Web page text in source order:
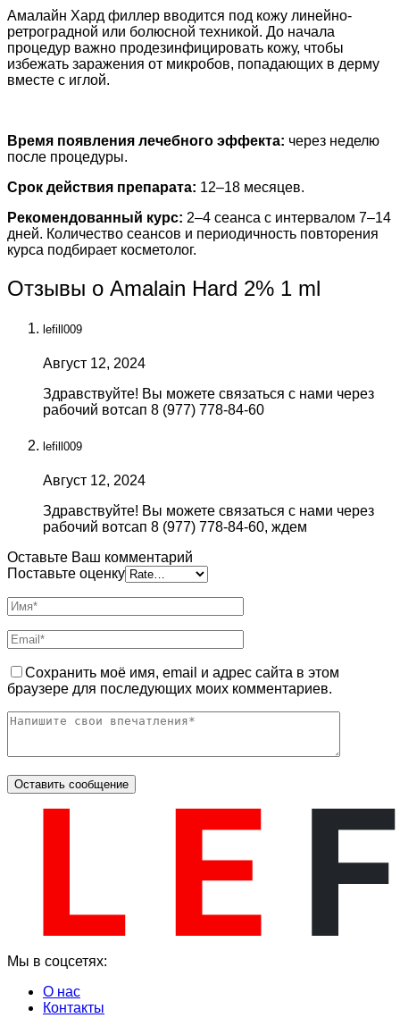
Амалайн Хард филлер вводится под кожу линейно-
ретроградной или болюсной техникой. До начала
процедур важно продезинфицировать кожу, чтобы
избежать заражения от микробов, попадающих в дерму
вместе с иглой.
Время появления лечебного эффекта: через неделю
после процедуры.
Срок действия препарата: 12–18 месяцев.
Рекомендованный курс: 2–4 сеанса с интервалом 7–14
дней. Количество сеансов и периодичность повторения
курса подбирает косметолог.
Отзывы о Amalain Hard 2% 1 ml
lefill009
Август 12, 2024
Здравствуйте! Вы можете связаться с нами через
рабочий вотсап 8 (977) 778-84-60
lefill009
Август 12, 2024
Здравствуйте! Вы можете связаться с нами через
рабочий вотсап 8 (977) 778-84-60, ждем
Оставьте Ваш комментарий
Поставьте оценку
Сохранить моё имя, email и адрес сайта в этом
браузере для последующих моих комментариев.
Мы в соцсетях:
О нас
Контакты